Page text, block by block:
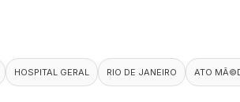
HOSPITAL GERAL RIO DE JANEIRO ATO